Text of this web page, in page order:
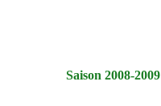
Saison 2008-2009